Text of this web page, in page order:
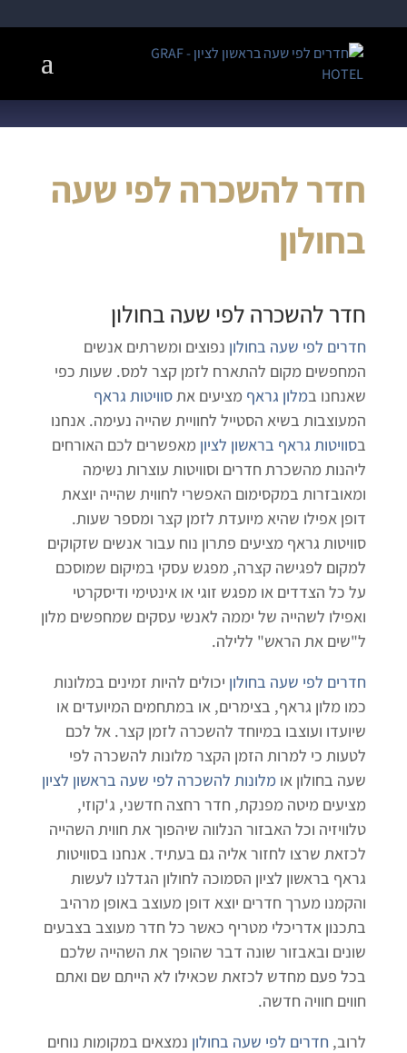
חדר להשכרה לפי שעה
בחולון
חדר להשכרה לפי שעה בחולון
חדרים לפי שעה בחולון נפוצים ומשרתים אנשים
המחפשים מקום להתארח לזמן קצר למס. שעות כפי
שאנחנו במלון גראף מציעים אתסוויטות גראף
המעוצבות בשיא הסטייל לחוויית שהייה נעימה. אנחנו
בסוויטות גראף בראשון לציון מאפשרים לכם האורחים
ליהנות מהשכרת חדרים וסוויטות עוצרות נשימה
ומאובזרות במקסימום האפשרי לחווית שהייה יוצאת
דופן אפילו שהיא מיועדת לזמן קצר ומספר שעות.
סוויטות גראף מציעים פתרון נוח עבור אנשים שזקוקים
למקום לפגישה קצרה, מפגש עסקי במיקום שמוסכם
על כל הצדדים או מפגש זוגי או אינטימי ודיסקרטי
ואפילו לשהייה של יממה לאנשי עסקים שמחפשים מלון
ל"שים את הראש" ללילה.
חדרים לפי שעה בחולון יכולים להיות זמינים במלונות
כמו מלון גראף, בצימרים, או במתחמים המיועדים או
שיועדו ועוצבו במיוחד להשכרה לזמן קצר. אל לכם
לטעות כי למרות הזמן הקצר מלונות להשכרה לפי
שעה בחולון או מלונות להשכרה לפי שעה בראשון לציון
מציעים מיטה מפנקת, חדר רחצה חדשני, ג'קוזי,
טלוויזיה וכל האבזור הנלווה שיהפוך את חווית השהייה
לכזאת שרצו לחזור אליה גם בעתיד. אנחנו בסוויטות
גראף בראשון לציון הסמוכה לחולון הגדלנו לעשות
והקמנו מערך חדרים יוצא דופן מעוצב באופן מרהיב
בתכנון אדריכלי מטריף כאשר כל חדר מעוצב בצבעים
שונים ובאבזור שונה דבר שהופך את השהייה שלכם
בכל פעם מחדש לכזאת שכאילו לא הייתם שם ואתם
חווים חוויה חדשה.
לרוב, חדרים לפי שעה בחולון נמצאים במקומות נוחים